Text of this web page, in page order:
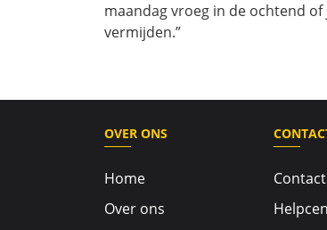
maandag vroeg in de ochtend
vermijden.”
OVER ONS
Home
Over ons
Contact